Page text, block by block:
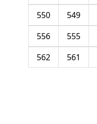
549
550
555
556
561
562